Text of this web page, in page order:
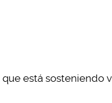
está sosteniendo